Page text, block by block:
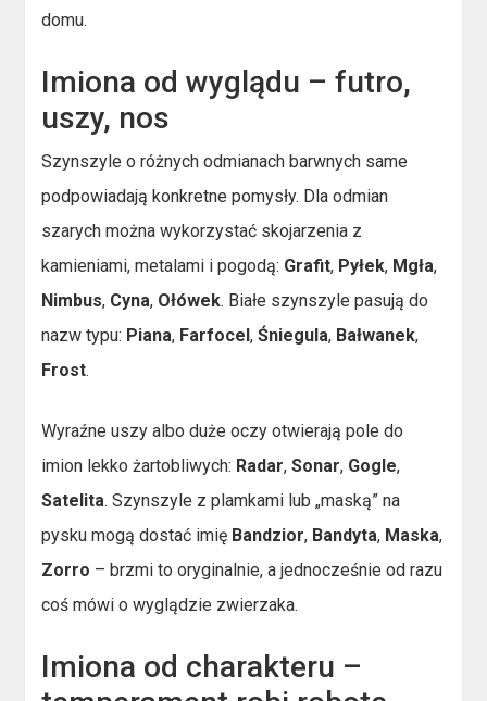
domu.
Imiona od wyglądu – futro,
uszy, nos
Szynszyle o różnych odmianach barwnych same
podpowiadają konkretne pomysły. Dla odmian
szarych można wykorzystać skojarzenia z
kamieniami, metalami i pogodą: Grafit, Pyłek, Mgła,
Nimbus, Cyna, Ołówek. Białe szynszyle pasują do
nazw typu: Piana, Farfocel,Śniegula, Bałwanek,
Frost.
Wyraźne uszy albo duże oczy otwierają pole do
imion lekko żartobliwych: Radar,Sonar, Gogle,
Satelita. Szynszyle z plamkami lub „maską” na
pysku mogą dostać imię Bandzior, Bandyta, Maska,
Zorro – brzmi to oryginalnie, a jednocześnie od razu
coś mówi o wyglądzie zwierzaka.
Imiona od charakteru –